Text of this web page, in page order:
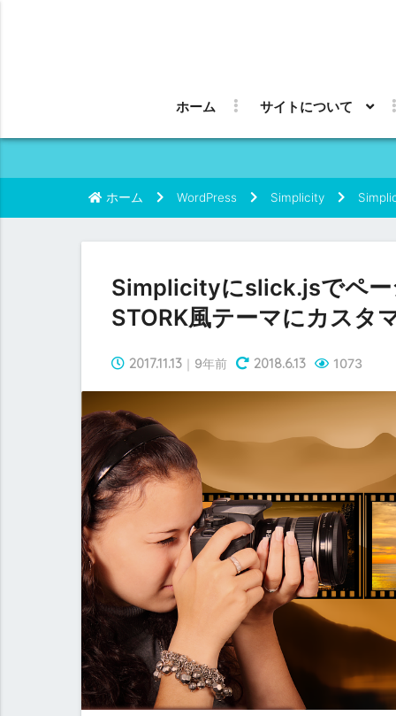
ホーム サイトについて
ホーム WordPress Simplicity
Simplicityにslick.jsでペー
STORK風テーマにカスタ
2017.11.13｜9年前 2018.6.13 1073